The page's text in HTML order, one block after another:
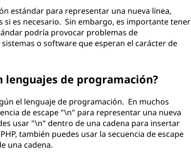
estándar para representar una nueva línea,
si es necesario. Sin embargo, es importante tener
podría provocar problemas de
o software que esperan el carácter de
lenguajes de programación?
el lenguaje de programación. En muchos
de escape "\n" para representar una nueva
usar "\n" dentro de una cadena para insertar
también puedes usar la secuencia de escape
una cadena.